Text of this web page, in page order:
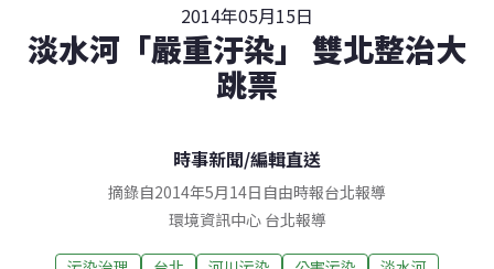
2014年05月15日
淡水河「嚴重汙染」 雙北整治大
跳票
時事新聞/編輯直送
摘錄自2014年5月14日自由時報台北報導
環境資訊中心 台北報導